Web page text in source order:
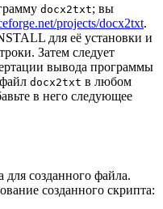
docx2txt; вы
projects/docx2txt.
для её установки и
Затем следует
вывода программы
docx2txt в любом
в него следующее
для созданного файла.
созданного скрипта: